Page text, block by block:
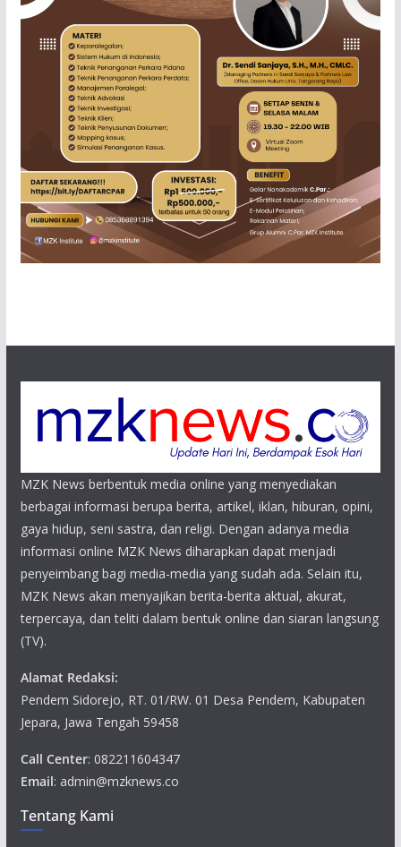
MZK News berbentuk media online yang menyediakan
berbagai informasi berupa berita, artikel, iklan, hiburan, opini,
gaya hidup, seni sastra, dan religi. Dengan adanya media
informasi online MZK News diharapkan dapat menjadi
penyeimbang bagi media-media yang sudah ada. Selain itu,
MZK News akan menyajikan berita-berita aktual, akurat,
terpercaya, dan teliti dalam bentuk online dan siaran langsung
(TV).
Alamat Redaksi:
Pendem Sidorejo, RT. 01/RW. 01 Desa Pendem, Kabupaten
Jepara, Jawa Tengah 59458
Call Center: 082211604347
Email: admin@mzknews.co
Tentang Kami